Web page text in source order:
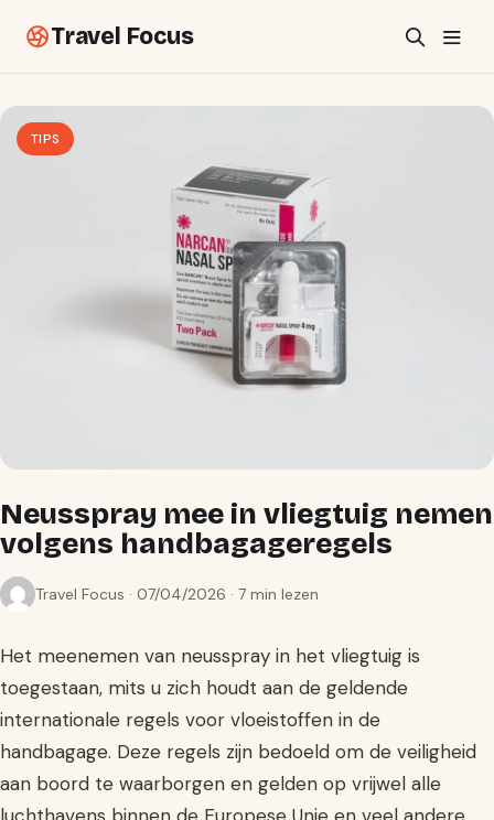
Travel Focus
TIPS
Neusspray mee in vliegtuig nemen
volgens handbagageregels
Travel Focus · 07/04/2026 · 7 min lezen
Het meenemen van neusspray in het vliegtuig is
toegestaan, mits u zich houdt aan de geldende
internationale regels voor vloeistoffen in de
handbagage. Deze regels zijn bedoeld om de veiligheid
aan boord te waarborgen en gelden op vrijwel alle